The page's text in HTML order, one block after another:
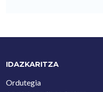
IDAZKARITZA
Ordutegia